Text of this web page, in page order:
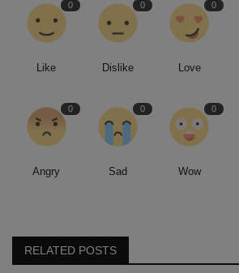
0
Like
0
Dislike
0
Love
0
Angry
0
Sad
0
Wow
RELATED POSTS